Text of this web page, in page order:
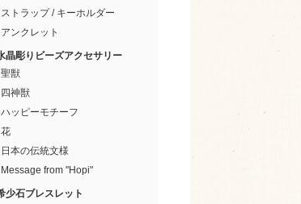
ストラップ / キーホルダー
アンクレット
晶彫りビーズアクセサリー
聖獣
四神獣
ハッピーモチーフ
花
日本の伝統文様
Message from "Hopi"
少石ブレスレット